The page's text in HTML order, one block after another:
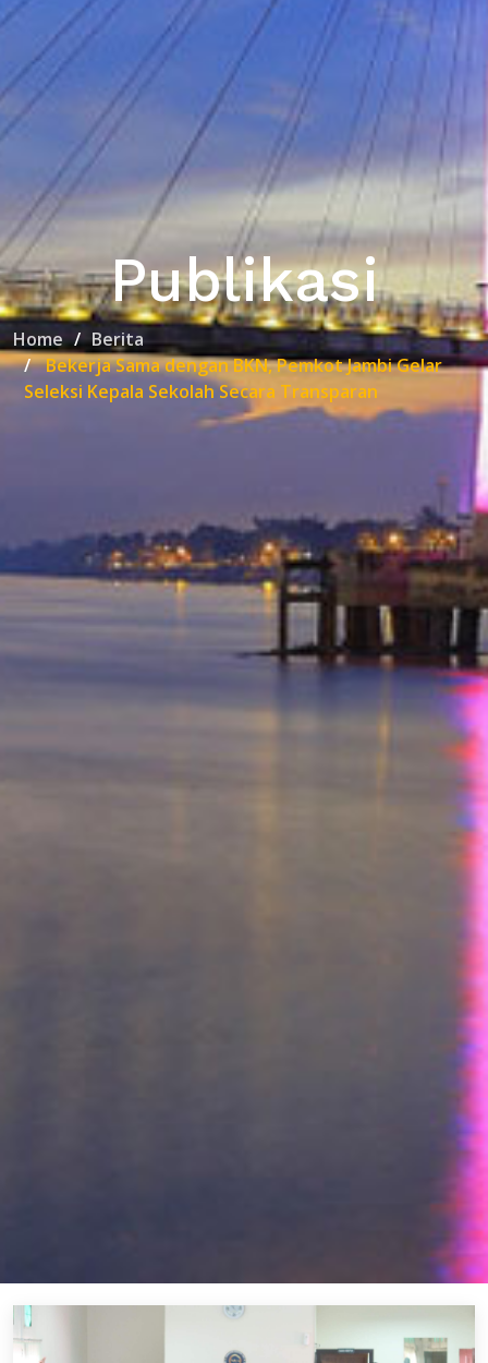
Publikasi
Home
Berita
Bekerja Sama dengan BKN, Pemkot Jambi Gelar
Seleksi Kepala Sekolah Secara Transparan